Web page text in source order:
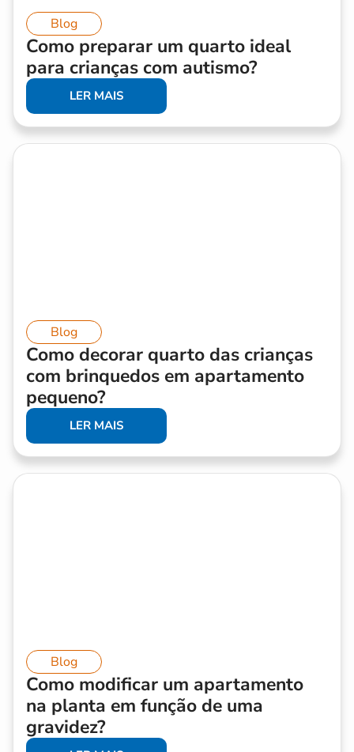
Blog
Como preparar um quarto ideal
para crianças com autismo?
LER MAIS
Blog
Como decorar quarto das crianças
com brinquedos em apartamento
pequeno?
LER MAIS
Blog
Como modificar um apartamento
na planta em função de uma
gravidez?